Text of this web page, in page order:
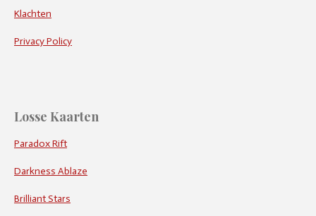
Klachten
Privacy Policy
Losse Kaarten
Paradox Rift
Darkness Ablaze
Brilliant Stars